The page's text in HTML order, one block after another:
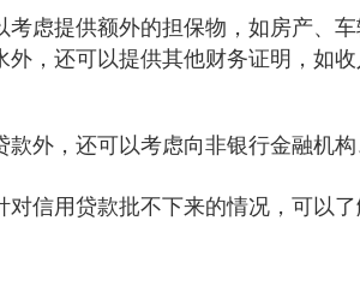
考虑提供额外的担保物，如房产、
外，还可以提供其他财务证明，如
款外，还可以考虑向非银行金融机
对信用贷款批不下来的情况，可以